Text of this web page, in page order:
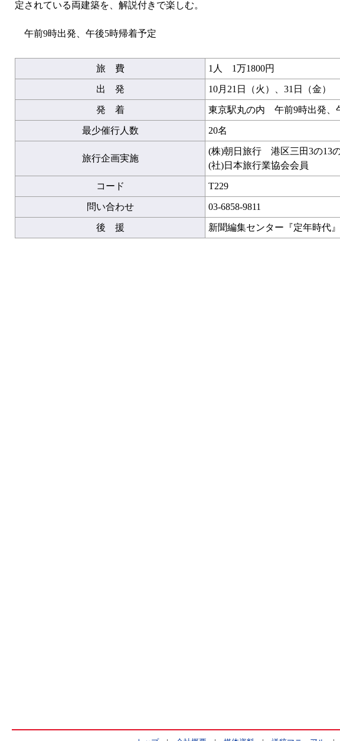
定されている両建築を、解説付きで楽しむ。
午前9時出発、午後5時帰着予定
旅 費 1人 1万1800円
出 発 10月21日（火）、31日（金）
発 着 東京駅丸の内 午前9時出発、
最少催行人数 20名
旅行企画実施
(株)朝日旅行 港区三田3の13
(社)日本旅行業協会会員
コード T229
問い合わせ 03-6858-9811
後 援 新聞編集センター『定年時代』